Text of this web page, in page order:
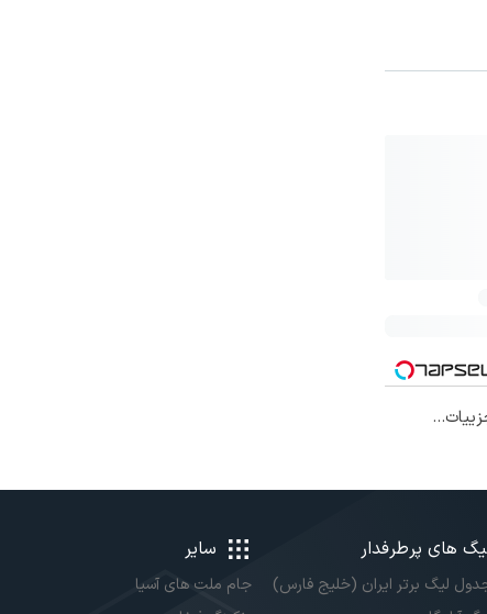
با جزییات...
های پرطرفدار
لیگ برتر ایران (خلیج فارس)
سایر
جام ملت های آسیا